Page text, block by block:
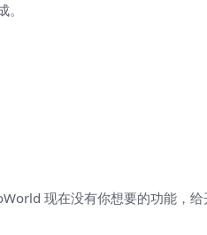
现在没有你想要的功能，